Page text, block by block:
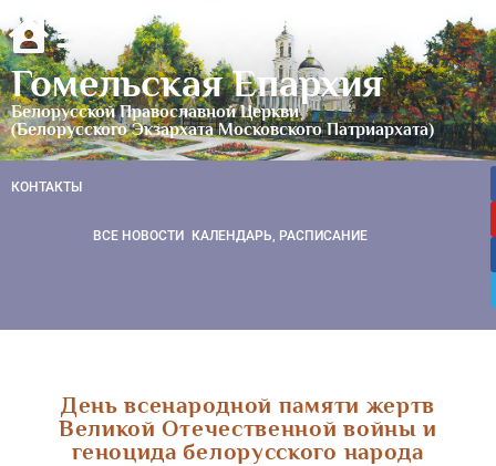
Гомельская Епархия
Белорусской Православной Церкви
(Белорусского Экзархата Московского Патриархата)
КОНТАКТЫ
ВСЕ НОВОСТИ КАЛЕНДАРЬ, РАСПИСАНИЕ
День всенародной памяти жертв
Великой Отечественной войны и
геноцида белорусского народа